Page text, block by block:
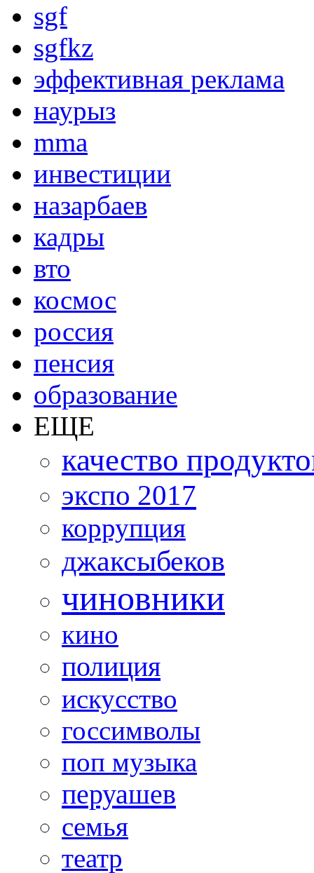
sgf
sgfkz
эффективная реклама
наурыз
mma
инвестиции
назарбаев
кадры
вто
космос
россия
пенсия
образование
ЕЩЕ
качество
экспо 2017
коррупция
джаксыбеков
чиновники
кино
полиция
искусство
госсимволы
поп музыка
перуашев
семья
театр